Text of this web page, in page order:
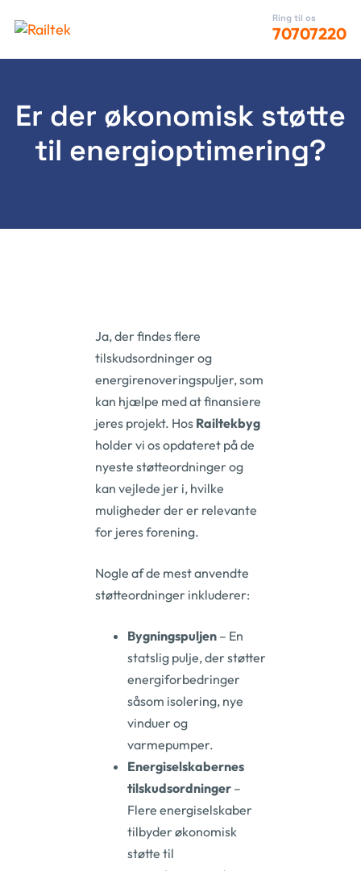
Ring til os
70707220
Er der økonomisk støtte
til energioptimering?
Ja, der findes flere
tilskudsordninger og
energirenoveringspuljer, som
kan hjælpe med at finansiere
jeres projekt. Hos Railtekbyg
holder vi os opdateret på de
nyeste støtteordninger og
kan vejlede jer i, hvilke
muligheder der er relevante
for jeres forening.
Nogle af de mest anvendte
støtteordninger inkluderer:
Bygningspuljen – En
statslig pulje, der støtter
energiforbedringer
såsom isolering, nye
vinduer og
varmepumper.
Energiselskabernes
tilskudsordninger –
Flere energiselskaber
tilbyder økonomisk
støtte til